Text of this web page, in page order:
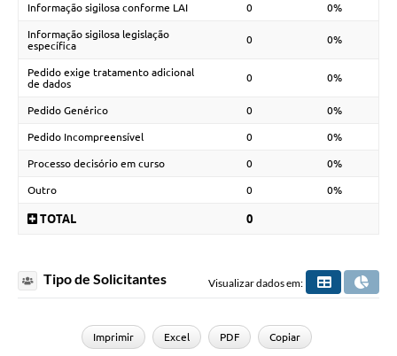
Informação sigilosa conforme LAI 0 0%
Informação sigilosa legislação
específica
0 0%
Pedido exige tratamento adicional
de dados
0 0%
Pedido Genérico 0 0%
Pedido Incompreensível 0 0%
Processo decisório em curso 0 0%
Outro 0 0%
TOTAL 0
Tipo de Solicitantes Visualizar dados em:
Imprimir Excel PDF Copiar